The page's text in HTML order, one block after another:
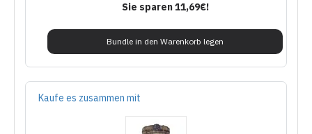
Sie sparen 11,69€!
Bundle in den Warenkorb legen
Kaufe es zusammen mit